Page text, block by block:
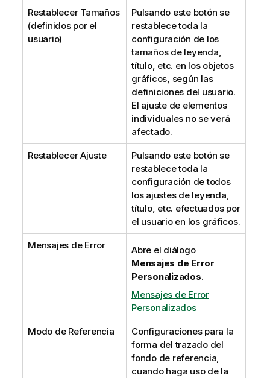
Restablecer Tamaños
(definidos por el
usuario)
Pulsando este botón se
restablece toda la
configuración de los
tamaños de leyenda,
título, etc. en los objetos
gráficos, según las
definiciones del usuario.
El ajuste de elementos
individuales no se verá
afectado.
Restablecer Ajuste
Pulsando este botón se
restablece toda la
configuración de todos
los ajustes de leyenda,
título, etc. efectuados por
el usuario en los gráficos.
Mensajes de Error
Abre el diálogo
Mensajes de Error
Personalizados.
Mensajes de Error
Personalizados
Modo de Referencia
Configuraciones para la
forma del trazado del
fondo de referencia,
cuando haga uso de la